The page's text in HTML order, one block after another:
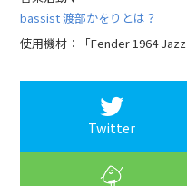
bassist 渡部かをりとは？
使用機材：「Fender 1964
Twitter